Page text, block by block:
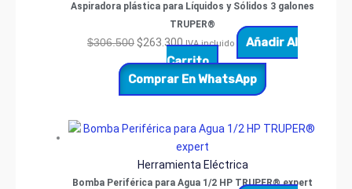
Aspiradora plástica para Líquidos y Sólidos 3 galones
TRUPER®
$306.500 $263.300 IVA incluido
Añadir Al
Carrito
Comprar En WhatsApp
Herramienta Eléctrica
Bomba Periférica para Agua 1/2 HP TRUPER® expert